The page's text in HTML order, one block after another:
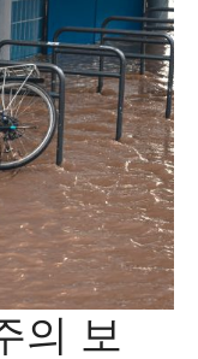
의 보